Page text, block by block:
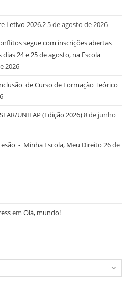
Letivo 2026.2 5 de agosto de 2026
segue com inscrições abertas
24 e 25 de agosto, na Escola
2026
de Curso de Formação Teórico
UNIFAP (Edição 2026)8 de junho
_Minha Escola, Meu Direito 26 de
em Olá, mundo!